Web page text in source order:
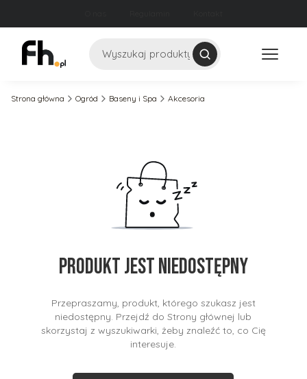
Szukaj
Strona główna Ogród Baseny i Spa Akcesoria
Produkt jest niedostępny
Przepraszamy, produkt, którego szukasz jest
niedostępny. Przejdź do Strony głównej lub
skorzystaj z wyszukiwarki, żeby znaleźć to, co Cię
interesuje.